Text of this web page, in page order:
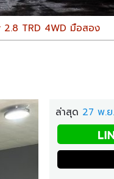
TRD 4WD มือสอง
ล่าสุด 27 พ.